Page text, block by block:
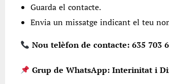
Guarda el contacte.
Envia un missatge indicant el teu
Nou telèfon de contacte: 635 703
Grup de WhatsApp: Interinitat i